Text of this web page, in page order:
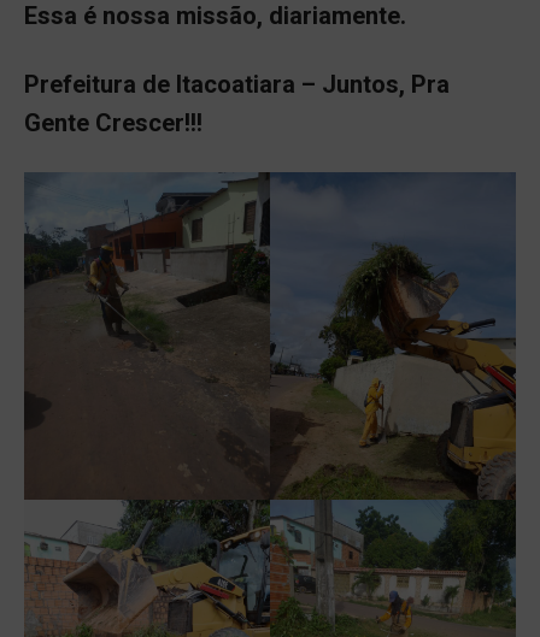
Essa é nossa missão, diariamente.
Prefeitura de Itacoatiara – Juntos, Pra
Gente Crescer!!!